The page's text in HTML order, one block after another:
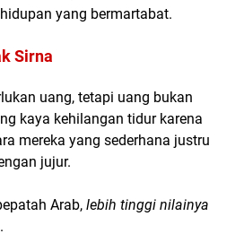
yang bermartabat.
Sirna
uang, tetapi uang bukan
kaya kehilangan tidur karena
mereka yang sederhana justru
jujur.
Arab, lebih tinggi nilainya
.